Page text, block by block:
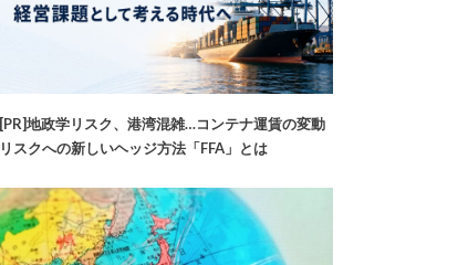
[PR]地政学リスク、港湾混雑…コンテナ運賃の変動
リスクへの新しいヘッジ方法「FFA」とは